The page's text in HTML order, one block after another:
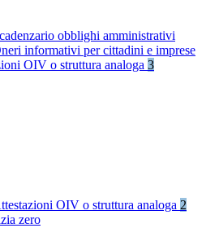
obblighi amministrativi
informativi per cittadini e imprese
OIV o struttura analoga 3
OIV o struttura analoga 2
zero